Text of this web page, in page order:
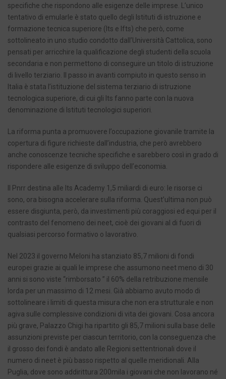
specifiche che rispondono alle esigenze delle imprese. L’unico
tentativo di emularle è stato quello degli Istituti di istruzione e
formazione tecnica superiore (Its e Ifts) che però, come
sottolineato in uno studio condotto dall’Università Cattolica, sono
pensati per arricchire la qualificazione degli studenti della scuola
secondaria e non permettono di conseguire un titolo di istruzione
di livello terziario. Il passo in avanti compiuto in questo senso in
Italia è stata l’istituzione del sistema terziario di istruzione
tecnologica superiore, di cui gli Its fanno parte con la nuova
denominazione di Istituti tecnologici superiori.
La riforma punta a promuovere l’occupazione giovanile tramite la
copertura di figure richieste dall’industria, che però avrebbero
anche conoscenze tecniche specifiche e sarebbero così in grado di
rispondere alle esigenze di sviluppo dell’economia.
Il Pnrr destina alle Its Academy 1,5 miliardi di euro: le risorse ci
sono, ora bisogna accelerare sulla riforma. Quest’ultima non può
essere disgiunta, però, da investimenti più coraggiosi ed equi per il
contrasto del fenomeno dei neet, cioè dei giovani al di fuori di
qualsiasi percorso formativo o lavorativo.
Nel 2023 il governo Meloni ha stanziato 85,7 milioni di fondi
europei grazie ai quali le imprese che assumono neet meno di 30
anni si sono viste “rimborsato ” il 60% della retribuzione mensile
lorda per un massimo di 12 mesi. Già abbiamo avuto modo di
sottolineare i limiti di questa misura che non era strutturale e non
agiva sulle complessive condizioni di vita dei giovani. Cosa ancora
più grave, Palazzo Chigi ha ripartito gli 85,7 milioni sulla base delle
assunzioni previste per ciascun territorio, con la conseguenza che
il grosso dei fondi è andato alle Regioni settentrionali dove il
numero di neet è più basso rispetto al quelle meridionali. Alla
Puglia, dove sono addirittura 200mila i giovani che non lavorano né